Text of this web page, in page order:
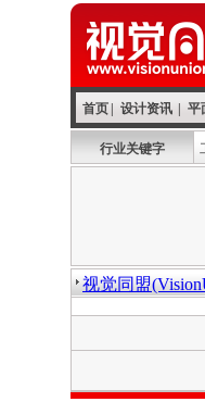
首页 设计资讯 平
行业关键字
视觉同盟